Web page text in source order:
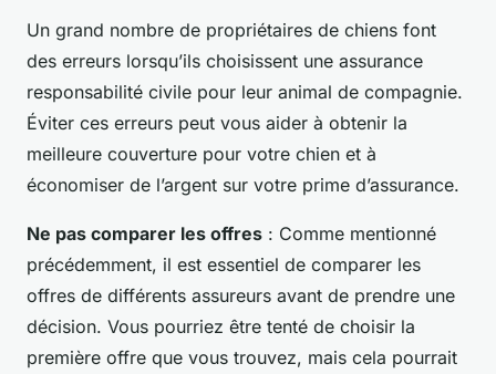
Un grand nombre de propriétaires de chiens font
des erreurs lorsqu’ils choisissent une assurance
responsabilité civile pour leur animal de compagnie.
Éviter ces erreurs peut vous aider à obtenir la
meilleure couverture pour votre chien et à
économiser de l’argent sur votre prime d’assurance.
Ne pas comparer les offres : Comme mentionné
précédemment, il est essentiel de comparer les
offres de différents assureurs avant de prendre une
décision. Vous pourriez être tenté de choisir la
première offre que vous trouvez, mais cela pourrait